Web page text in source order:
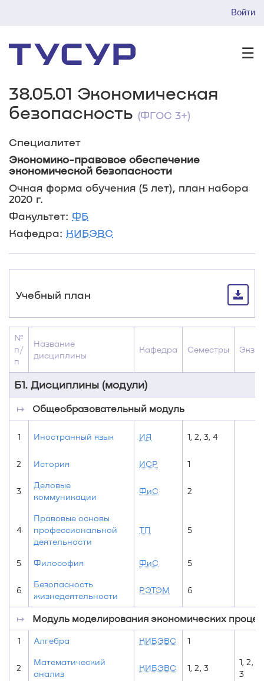
Войти
☰
38.05.01 Экономическая
безопасность (ФГОС 3+)
Специалитет
Экономико-правовое обеспечение
экономической безопасности
Очная форма обучения (5 лет), план набора
2020 г.
Факультет: ФБ
Кафедра: КИБЭВС
Учебный план
№
п/
п
Название
дисциплины
Кафедра Семестры Экз
Б1. Дисциплины (модули)
↦ Общеобразовательный модуль
1 Иностранный язык ИЯ 1, 2, 3, 4
2 История ИСР 1
3
Деловые
коммуникации
ФиС 2
4
Правовые основы
профессиональной
деятельности
ТП 5
5 Философия ФиС 5
6
Безопасность
жизнедеятельности
РЭТЭМ 6
↦ Модуль моделирования экономических
1 Алгебра КИБЭВС 1
2
Математический
анализ
КИБЭВС 1, 2, 3
1, 2,
3